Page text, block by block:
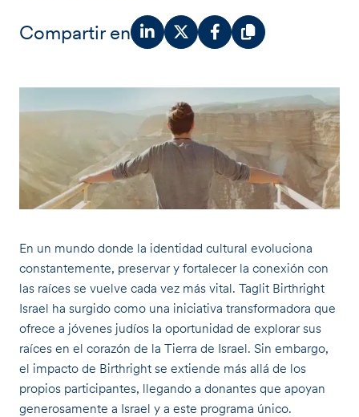
Compartir en
En un mundo donde la identidad cultural evoluciona
constantemente, preservar y fortalecer la conexión con
las raíces se vuelve cada vez más vital. Taglit Birthright
Israel ha surgido como una iniciativa transformadora que
ofrece a jóvenes judíos la oportunidad de explorar sus
raíces en el corazón de la Tierra de Israel. Sin embargo,
el impacto de Birthright se extiende más allá de los
propios participantes, llegando a donantes que apoyan
generosamente a Israel y a este programa único.